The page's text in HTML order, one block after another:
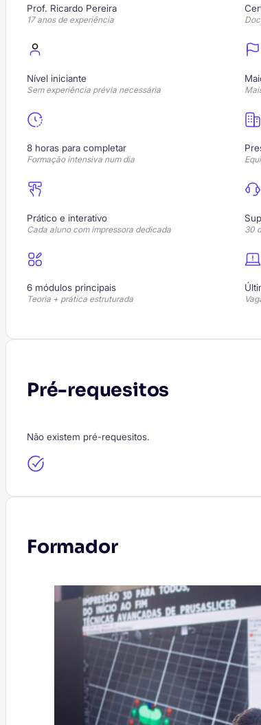
Prof. Ricardo Pereira
17 anos de experiência
Nível iniciante
Sem experiência prévia necessária
8 horas para completar
Formação intensiva num dia
Prático e interativo
Cada aluno com impressora dedicada
6 módulos principais
Teoria + prática estruturada
30
Pré-requesitos
Não existem pré-requesitos.
Formador